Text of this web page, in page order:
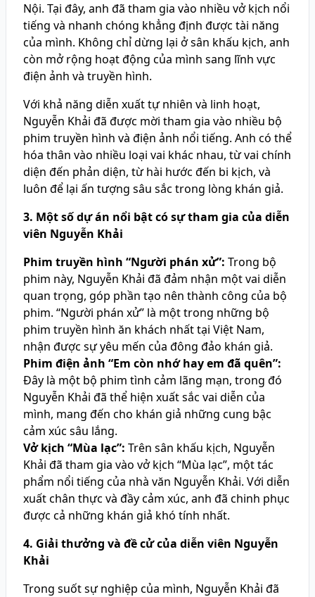
Nội. Tại đây, anh đã tham gia vào nhiều vở kịch nổi
tiếng và nhanh chóng khẳng định được tài năng
của mình. Không chỉ dừng lại ở sân khấu kịch, anh
còn mở rộng hoạt động của mình sang lĩnh vực
điện ảnh và truyền hình.
Với khả năng diễn xuất tự nhiên và linh hoạt,
Nguyễn Khải đã được mời tham gia vào nhiều bộ
phim truyền hình và điện ảnh nổi tiếng. Anh có thể
hóa thân vào nhiều loại vai khác nhau, từ vai chính
diện đến phản diện, từ hài hước đến bi kịch, và
luôn để lại ấn tượng sâu sắc trong lòng khán giả.
3. Một số dự án nổi bật có sự tham gia của diễn
viên Nguyễn Khải
Phim truyền hình “Người phán xử”: Trong bộ
phim này, Nguyễn Khải đã đảm nhận một vai diễn
quan trọng, góp phần tạo nên thành công của bộ
phim. “Người phán xử” là một trong những bộ
phim truyền hình ăn khách nhất tại Việt Nam,
nhận được sự yêu mến của đông đảo khán giả.
Phim điện ảnh “Em còn nhớ hay em đã quên”:
Đây là một bộ phim tình cảm lãng mạn, trong đó
Nguyễn Khải đã thể hiện xuất sắc vai diễn của
mình, mang đến cho khán giả những cung bậc
cảm xúc sâu lắng.
Vở kịch “Mùa lạc”: Trên sân khấu kịch, Nguyễn
Khải đã tham gia vào vở kịch “Mùa lạc”, một tác
phẩm nổi tiếng của nhà văn Nguyễn Khải. Với diễn
xuất chân thực và đầy cảm xúc, anh đã chinh phục
được cả những khán giả khó tính nhất.
4. Giải thưởng và đề cử của diễn viên Nguyễn
Khải
Trong suốt sự nghiệp của mình, Nguyễn Khải đã